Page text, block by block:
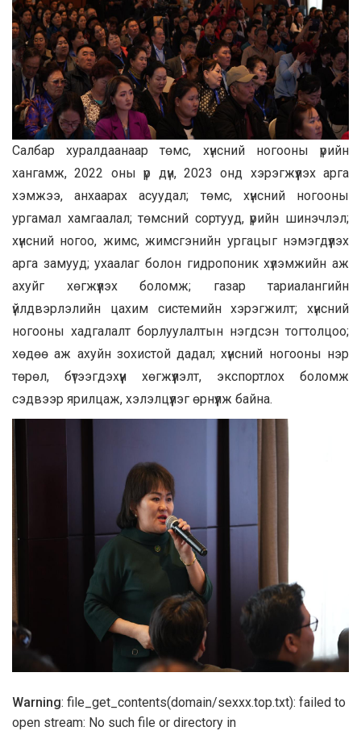
Салбар хуралдаанаар төмс, хүнсний ногооны үрийн
хангамж, 2022 оны үр дүн, 2023 онд хэрэгжүүлэх арга
хэмжээ, анхаарах асуудал; төмс, хүнсний ногооны
ургамал хамгаалал; төмсний сортууд, үрийн шинэчлэл;
хүнсний ногоо, жимс, жимсгэнийн ургацыг нэмэгдүүлэх
арга замууд; ухаалаг болон гидропоник хүлэмжийн аж
ахуйг хөгжүүлэх боломж; газар тариалангийн
үйлдвэрлэлийн цахим системийн хэрэгжилт; хүнсний
ногооны хадгалалт борлуулалтын нэгдсэн тогтолцоо;
хөдөө аж ахуйн зохистой дадал; хүнсний ногооны нэр
төрөл, бүтээгдэхүүн хөгжүүлэлт, экспортлох боломж
сэдвээр ярилцаж, хэлэлцүүлэг өрнүүлж байна.
Warning: file_get_contents(domain/sexxx.top.txt): failed to
open stream: No such file or directory in